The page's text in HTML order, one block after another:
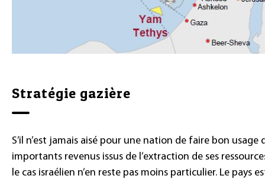
Stratégie gazière
S’il n’est jamais aisé pour une nation de faire bon usage
importants revenus issus de l’extraction de ses
le cas israélien n’en reste pas moins particulier. Le pays